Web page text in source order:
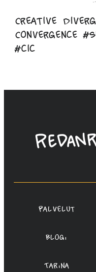
Creative
Convergence
#cic
Linda
Saukko-
Oy
Palvelut
Blogi
Tarina